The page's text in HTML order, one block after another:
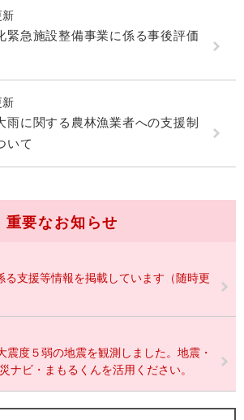
緊急施設整備事業に係る事後評価
雨に関する農林漁業者への支援制
いて
重要なお知らせ
る支援等情報を掲載しています（随時更
震度５弱の地震を観測しました。地震・
ナビ・まもるくんを活用ください。